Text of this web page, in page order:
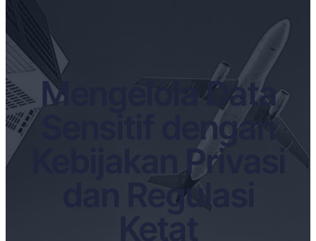
Mengelola Data
Sensitif dengan
Kebijakan Privasi
dan Regulasi